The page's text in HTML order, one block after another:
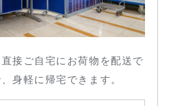
接ご自宅にお荷物を配送で
身軽に帰宅できます。